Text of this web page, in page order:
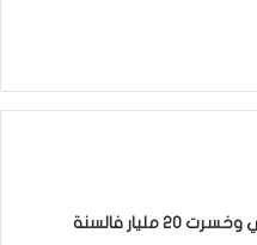
أيت منا: “الوداد اليوم عايشة بسبابي وخسرت 20 مليار فالسنة